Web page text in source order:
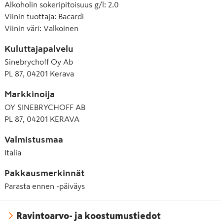
Alkoholin sokeripitoisuus g/l: 2.0
Viinin tuottaja: Bacardi
Viinin väri: Valkoinen
Kuluttajapalvelu
Sinebrychoff Oy Ab
PL 87, 04201 Kerava
Markkinoija
OY SINEBRYCHOFF AB
PL 87, 04201 KERAVA
Valmistusmaa
Italia
Pakkausmerkinnät
Parasta ennen -päiväys
Ravintoarvo- ja koostumustiedot